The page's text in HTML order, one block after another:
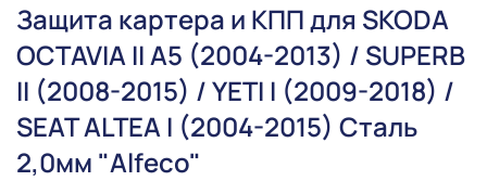
Защита картера и КПП для SKODA
OCTAVIA II A5 (2004-2013) / SUPERB
II (2008-2015) / YETI I (2009-2018) /
SEAT ALTEA I (2004-2015) Сталь
2,0мм "Alfeco"